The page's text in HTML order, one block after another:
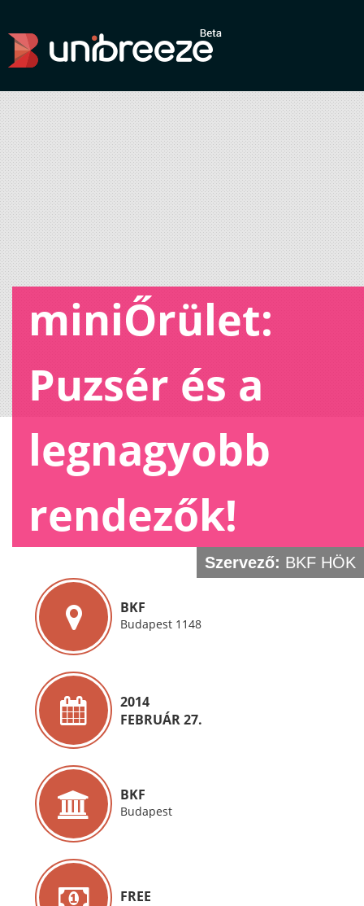
miniŐrület:
Puzsér és a
legnagyobb
rendezők!
Szervező: BKF HÖK
BKF
Budapest 1148
2014
FEBRUÁR 27.
BKF
Budapest
FREE